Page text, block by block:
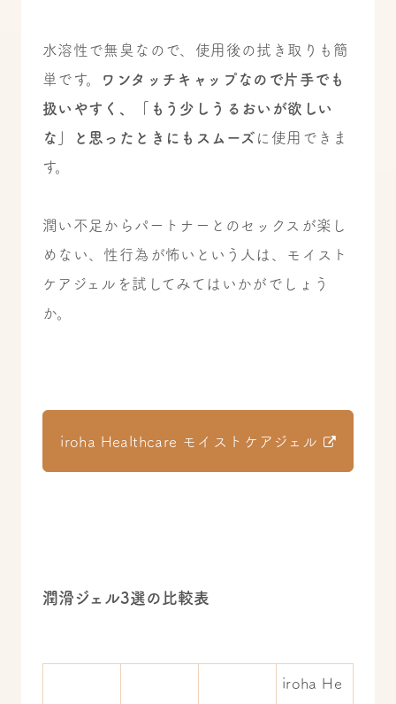
水溶性で無臭なので、使用後の拭き取りも簡
単です。
ワンタッチキャップなので片手でも
扱いやすく、「もう少しうるおいが欲しい
な」と思ったときにもスムーズ に使用できま
す。
潤い不足からパートナーとのセックスが楽し
めない、性行為が怖いという人は、モイスト
ケアジェルを試してみてはいかがでしょう
か。
iroha Healthcare モイストケアジェル
潤滑ジェル3選の比較表
iroha He